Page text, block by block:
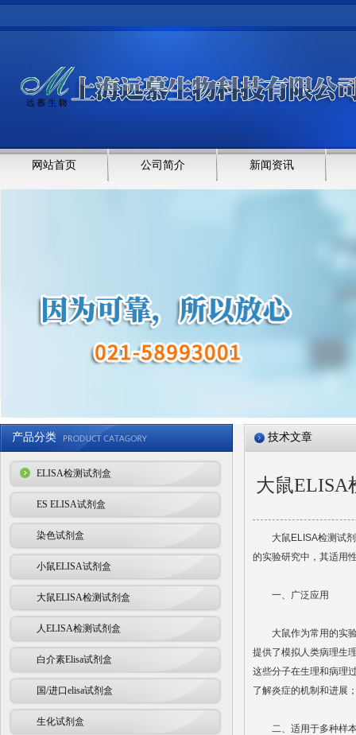
网站首页 公司简介 新闻资讯
产品分类
ELISA检测试剂盒
ES ELISA试剂盒
染色试剂盒
小鼠ELISA试剂盒
大鼠ELISA检测试剂盒
人ELISA检测试剂盒
白介素Elisa试剂盒
国/进口elisa试剂盒
生化试剂盒
技术文章
大鼠ELISA
大鼠ELISA检测试剂
的实验研究中，其适用
一、广泛应用
大鼠作为常用的实验
提供了模拟人类病理生
这些分子在生理和病理
了解炎症的机制和进展
二、适用于多种样本